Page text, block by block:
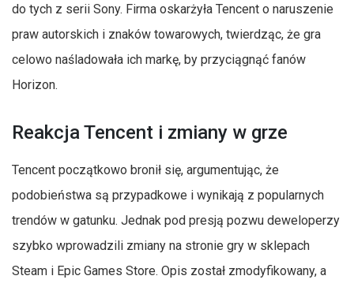
do tych z serii Sony. Firma oskarżyła Tencent o naruszenie
praw autorskich i znaków towarowych, twierdząc, że gra
celowo naśladowała ich markę, by przyciągnąć fanów
Horizon.
Reakcja Tencent i zmiany w grze
Tencent początkowo bronił się, argumentując, że
podobieństwa są przypadkowe i wynikają z popularnych
trendów w gatunku. Jednak pod presją pozwu deweloperzy
szybko wprowadzili zmiany na stronie gry w sklepach
Steam i Epic Games Store. Opis został zmodyfikowany, a